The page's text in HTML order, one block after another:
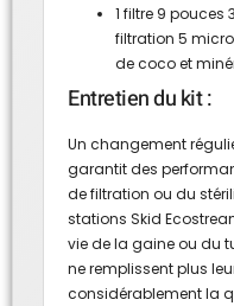
1 filtre 9
filtration 5
de coco et
Entretien du kit :
Un changement
garantit des
de filtration ou du
stations Skid
vie de la gaine ou du
ne remplissent plus
considérablement la